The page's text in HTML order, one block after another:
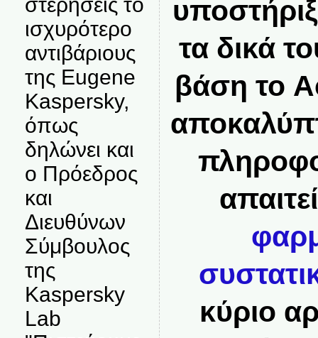
ισχυρότερο
αντιβάριους
της Eugene
Kaspersky,
όπως
δηλώνει και
ο Πρόεδρος
και
Διευθύνων
Σύμβουλος
της
Kaspersky
Lab
τα δικά
βάση το
κύριο